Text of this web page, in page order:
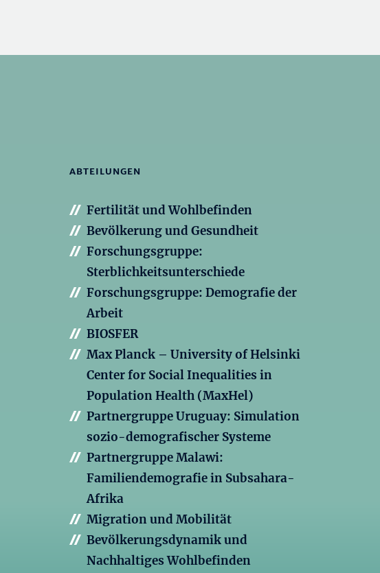
ABTEILUNGEN
Fertilität und Wohlbefinden
Bevölkerung und Gesundheit
Forschungsgruppe:
Sterblichkeitsunterschiede
Forschungsgruppe: Demografie der
Arbeit
BIOSFER
Max Planck – University of Helsinki
Center for Social Inequalities in
Population Health (MaxHel)
Partnergruppe Uruguay: Simulation
sozio-demografischer Systeme
Partnergruppe Malawi:
Familiendemografie in Subsahara-
Afrika
Migration und Mobilität
Bevölkerungsdynamik und
Nachhaltiges Wohlbefinden